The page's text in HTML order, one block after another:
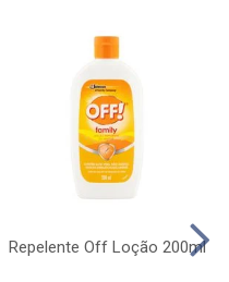
Repelente Off Loção 200ml